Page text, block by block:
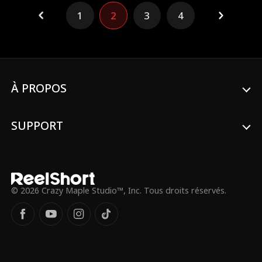
1 2 3 4
À PROPOS
SUPPORT
© 2026 Crazy Maple Studio™, Inc. Tous droits réservés.